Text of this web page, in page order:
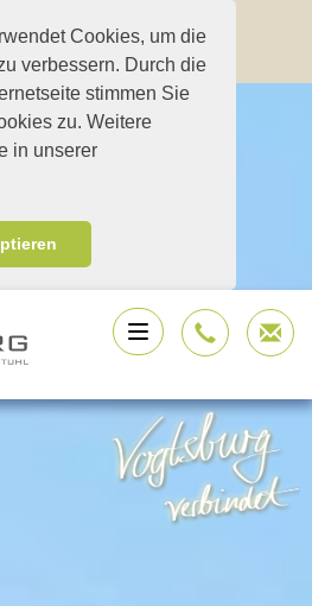
Cookies, um die
verbessern. Durch die
stimmen Sie
zu. Weitere
in unserer